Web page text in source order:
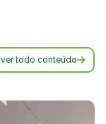
ver todo conteúdo